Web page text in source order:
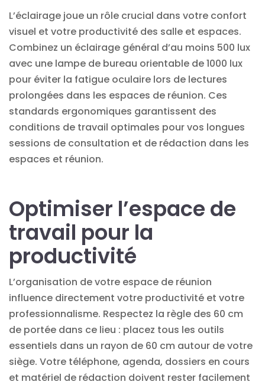
L’éclairage joue un rôle crucial dans votre confort
visuel et votre productivité des salle et espaces.
Combinez un éclairage général d’au moins 500 lux
avec une lampe de bureau orientable de 1000 lux
pour éviter la fatigue oculaire lors de lectures
prolongées dans les espaces de réunion. Ces
standards ergonomiques garantissent des
conditions de travail optimales pour vos longues
sessions de consultation et de rédaction dans les
espaces et réunion.
Optimiser l’espace de
travail pour la
productivité
L’organisation de votre espace de réunion
influence directement votre productivité et votre
professionnalisme. Respectez la règle des 60 cm
de portée dans ce lieu : placez tous les outils
essentiels dans un rayon de 60 cm autour de votre
siège. Votre téléphone, agenda, dossiers en cours
et matériel de rédaction doivent rester facilement